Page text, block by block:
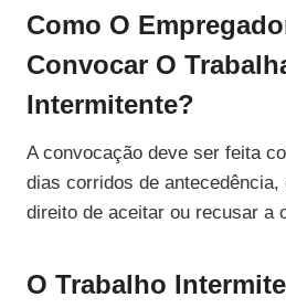
Como O
Convocar O
Intermitente?
A convocação deve ser feita
dias corridos de
direito de aceitar ou recusar a
O Trabalho